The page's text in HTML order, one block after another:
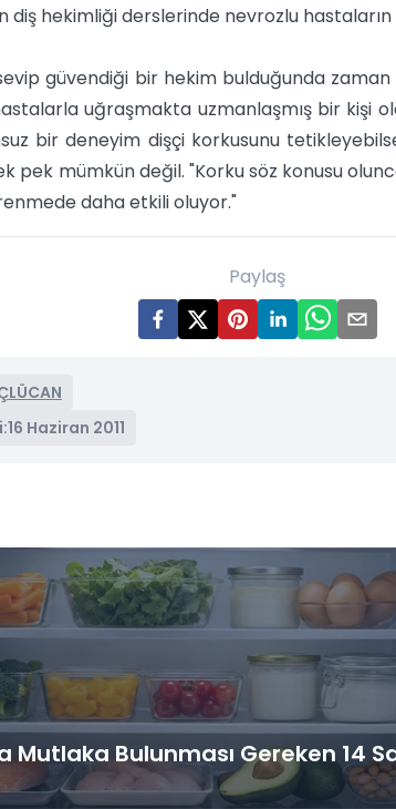
diş hekimliği derslerinde nevrozlu hastaların
güvendiği bir hekim bulduğunda zaman
uğraşmakta uzmanlaşmış bir kişi
bir deneyim dişçi korkusunu
pek mümkün değil. "Korku söz konusu
daha etkili oluyor."
Paylaş
16 Haziran 2011
Mutlaka Bulunması Gereken 14